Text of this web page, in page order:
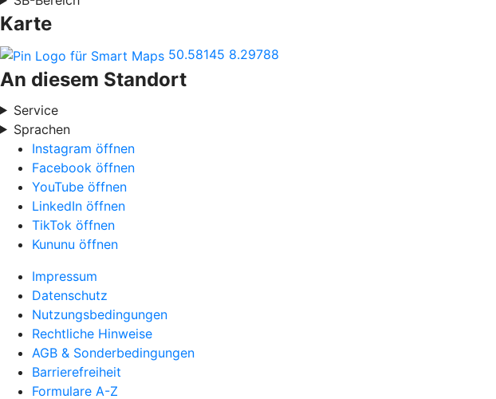
Karte
50.58145 8.29788
An diesem Standort
Service
Sprachen
Instagram öffnen
Facebook öffnen
YouTube öffnen
LinkedIn öffnen
TikTok öffnen
Kununu öffnen
Impressum
Datenschutz
Nutzungsbedingungen
Rechtliche Hinweise
AGB & Sonderbedingungen
Barrierefreiheit
Formulare A-Z